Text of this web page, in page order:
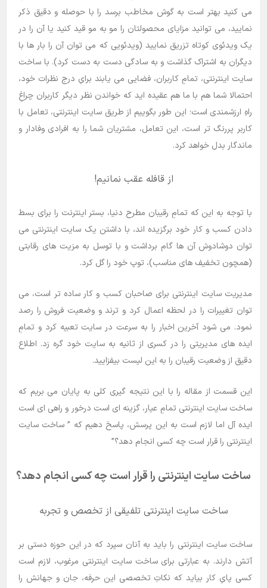
می کنید بهتر است به گوش مخاطب برسد را با حوصله و دقیق ذکر
نمایید، می توانید مزایای محصولتان را مو به مو قید کنید یا آن را در
یک ویدئوی کوتاه تزریق نمایید (ویدئویی که می توان آن را بار ها با
دیگران به اشتراک گذاشت و به سادگی دست به دست کرد). با ساخت
سایت اینترنتی، تمامِ کاربران، فضایی می یابند برایِ درج نظرات خود،
احتمالا شما هم با ما هم عقیده اید که خواندن نظر دیگر کاربران چراغِ
راهِ ارزشمندی است؛ این طور بگوییم از طریق سایت اینترنتی، تعامل با
کاربر پررنگ تر است، این تعامل، مشتریان شما را به افرادی وفادار و
ماندگار بدل خواهد کرد.
از قافله عقب نمانیم!
با توجه به این که تمامِ رقیبان مطرح دنیا، بستر اینترنت را برای بسط
دادن کسب و کار خود برگزیده اند، با داشتن یک سایت اینترنتی می
توان دوشادوش آن ها گام برداشت و با توسل به مزیت های رقابتی
(همچون تخفیف های مناسب)، توپ خود را گل کرد.
مدیریت سایت اینترنتی برای صاحبان کسب و کار ساده تر است، می
توان تغییرات را در لحظه اعمال کرد و ترند و وضعیت فروش را رصد
نمود. می شود آخرین اخبار را به سرعت در سایت تعبیه کرد و تمامِ
ایده های مدیریتی را در کسری از ثانیه به سایت خود گره زد. اطلاع
دقیق از وضعیت رقیبان را به این لیست بیفزایید.
این قسمت از مقاله را با این نتیجه گیری کلی به پایان می بریم که
ساخت سایت اینترنتی تمامِ عیار، گزینه ای است درخور و راهی ای است
ایده آل اما لازم است به این پرسش، پاسخ دهیم که ” ساخت سایت
اینترنتی را قرار است چه کسی انجام دهد؟”
ساخت سایت اینترنتی را قرار است چه کسی انجام دهد؟
ساخت سایت اینترنتی تلفیقی از تخصص و تجربه
ساخت سایت اینترنتی را باید به آنان سپرد که در این حوزه دستی بر
آتش دارند. به عبارتی برای ساخت سایت اینترنتی مرغوب، لازم است
کسی پایِ کار بیاید که نکاتِ تخصصی این حرفه، جان و جهانش را